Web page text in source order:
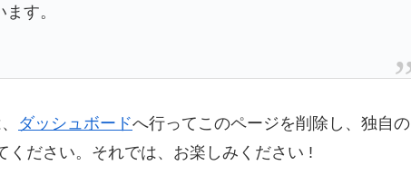
す。
ダッシュボードへ行ってこのページを削除し、独自の
ください。それでは、お楽しみください !